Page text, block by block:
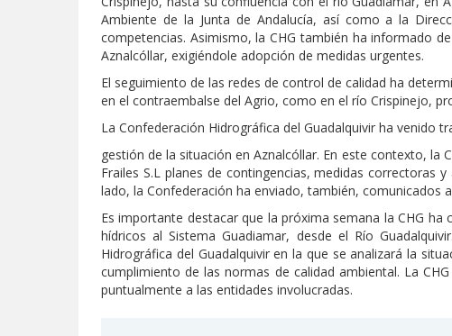
Ambiente de la Junta de Andalucía, así como a la
competencias. Asimismo, la CHG también ha informado
Aznalcóllar, exigiéndole adopción de medidas urgentes.
El seguimiento de las redes de control de calidad ha
en el contraembalse del Agrio, como en el río Crispinejo,
La Confederación Hidrográfica del Guadalquivir ha venido
gestión de la situación en Aznalcóllar. En este contexto, la
Frailes S.L planes de contingencias, medidas
lado, la Confederación ha enviado, también,
Es importante destacar que la próxima semana la CHG
hídricos al Sistema Guadiamar, desde el Río
Hidrográfica del Guadalquivir en la que se analizará la
cumplimiento de las normas de calidad ambiental. La
puntualmente a las entidades involucradas.